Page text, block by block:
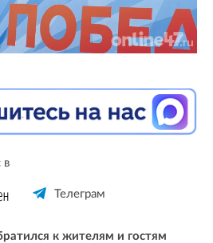
в
Телеграм
к жителям и гостям